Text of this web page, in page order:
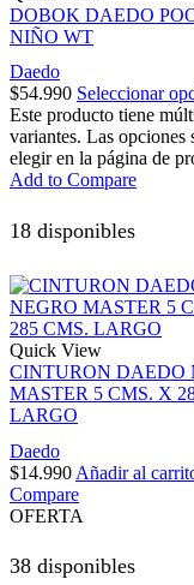
DOBOK DAEDO
NIÑO WT
Daedo
$54.990 Seleccionar
Este producto tiene
variantes. Las opciones
elegir en la página de
Add to Compare
18 disponibles
Quick View
CINTURON DAEDO
MASTER 5 CMS. X
LARGO
Daedo
$14.990 Añadir al
Compare
OFERTA
38 disponibles